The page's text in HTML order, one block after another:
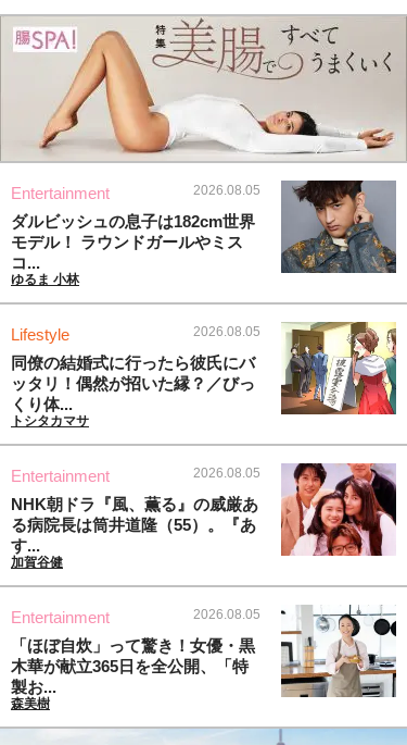
Entertainment 2026.08.05
ダルビッシュの息子は182cm世界
モデル！ ラウンドガールやミス
コ...
ゆるま 小林
Lifestyle 2026.08.05
同僚の結婚式に行ったら彼氏にバ
ッタリ！偶然が招いた縁？／びっ
くり体...
トシタカマサ
Entertainment 2026.08.05
NHK朝ドラ『風、薫る』の威厳あ
る病院長は筒井道隆（55）。『あ
す...
加賀谷健
Entertainment 2026.08.05
「ほぼ自炊」って驚き！女優・黒
木華が献立365日を全公開、「特
製お...
森美樹